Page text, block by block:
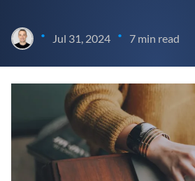
• Jul 31, 2024 • 7 min read